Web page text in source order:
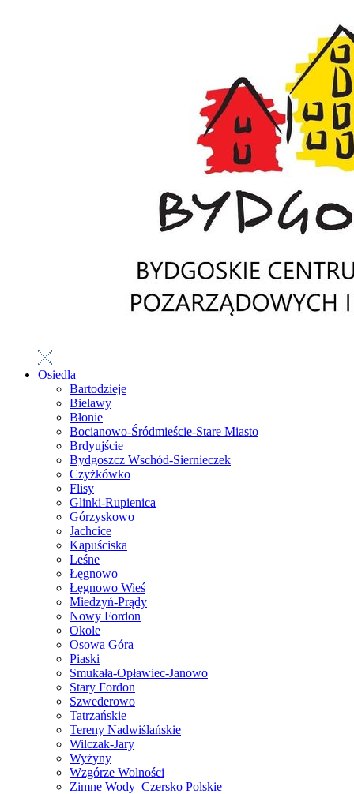
Osiedla
Bartodzieje
Bielawy
Błonie
Bocianowo-Śródmieście-Stare Miasto
Brdyujście
Bydgoszcz Wschód-Siernieczek
Czyżkówko
Flisy
Glinki-Rupienica
Górzyskowo
Jachcice
Kapuściska
Leśne
Łęgnowo
Łęgnowo Wieś
Miedzyń-Prądy
Nowy Fordon
Okole
Osowa Góra
Piaski
Smukała-Opławiec-Janowo
Stary Fordon
Szwederowo
Tatrzańskie
Tereny Nadwiślańskie
Wilczak-Jary
Wyżyny
Wzgórze Wolności
Zimne Wody–Czersko Polskie